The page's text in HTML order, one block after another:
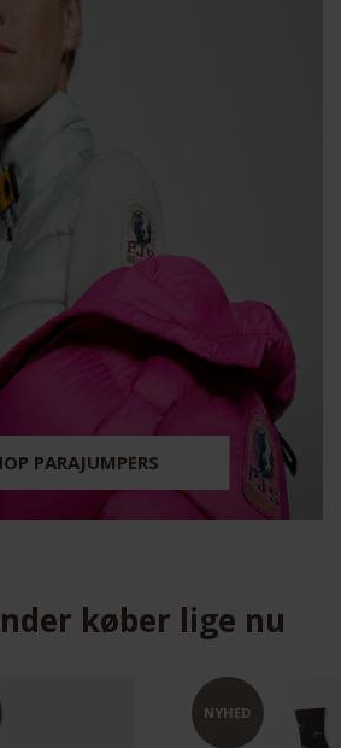
PARAJUMPERS
køber lige nu